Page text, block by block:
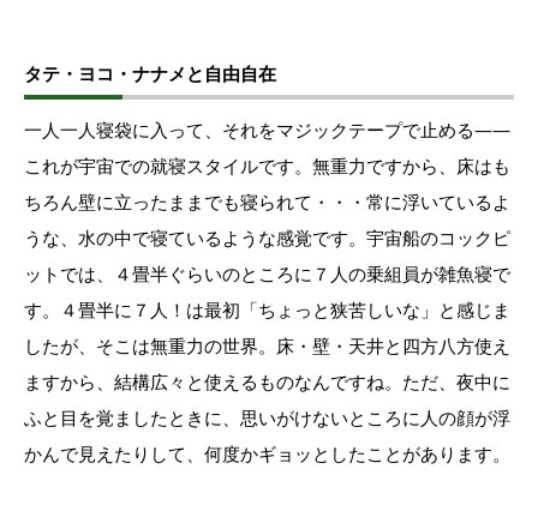
タテ・ヨコ・ナナメと自由自在
一人一人寝袋に入って、それをマジックテープで止める――
これが宇宙での就寝スタイルです。無重力ですから、床はも
ちろん壁に立ったままでも寝られて・・・常に浮いているよ
うな、水の中で寝ているような感覚です。宇宙船のコックピ
ットでは、４畳半ぐらいのところに７人の乗組員が雑魚寝で
す。４畳半に７人！は最初「ちょっと狭苦しいな」と感じま
したが、そこは無重力の世界。床・壁・天井と四方八方使え
ますから、結構広々と使えるものなんですね。ただ、夜中に
ふと目を覚ましたときに、思いがけないところに人の顔が浮
かんで見えたりして、何度かギョッとしたことがあります。